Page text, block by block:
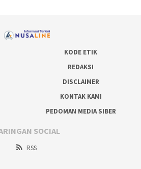
KODE ETIK
REDAKSI
DISCLAIMER
KONTAK KAMI
PEDOMAN MEDIA SIBER
SOCIAL
RSS